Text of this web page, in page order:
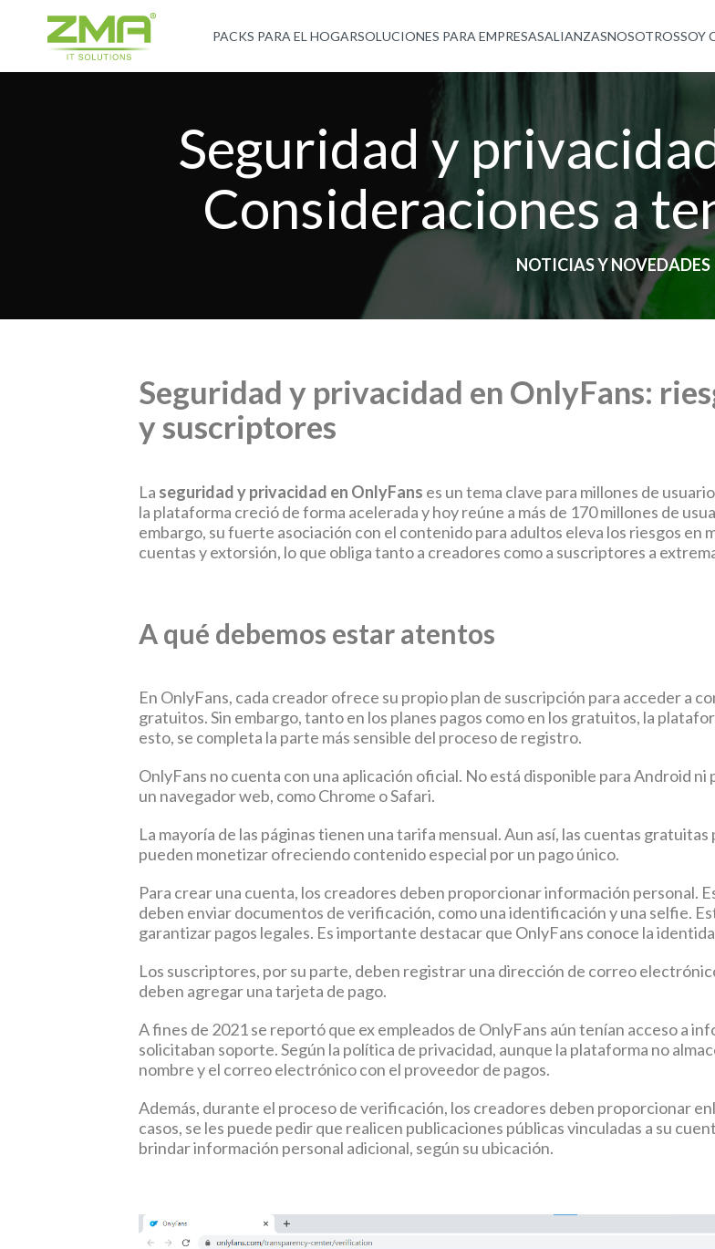
PACKS PARA EL HOGARSOLUCIONES PARA EMPRESASALIANZASNOSOTROSSOY
Seguridad y
Consideraciones a
NOTICIAS Y NOVEDADES
Seguridad y privacidad en OnlyFans:
y suscriptores
La seguridad y privacidad en OnlyFans es un tema clave para millones de
la plataforma creció de forma acelerada y hoy reúne a más de 170 millones de
embargo, su fuerte asociación con el contenido para adultos eleva los riesgos en
cuentas y extorsión, lo que obliga tanto a creadores como a suscriptores a
A qué debemos estar atentos
En OnlyFans, cada creador ofrece su propio plan de suscripción para acceder a
gratuitos. Sin embargo, tanto en los planes pagos como en los gratuitos, la
esto, se completa la parte más sensible del proceso de registro.
OnlyFans no cuenta con una aplicación oficial. No está disponible para Android ni
un navegador web, como Chrome o Safari.
La mayoría de las páginas tienen una tarifa mensual. Aun así, las cuentas
pueden monetizar ofreciendo contenido especial por un pago único.
Para crear una cuenta, los creadores deben proporcionar información personal.
deben enviar documentos de verificación, como una identificación y una selfie.
garantizar pagos legales. Es importante destacar que OnlyFans conoce la
Los suscriptores, por su parte, deben registrar una dirección de correo
deben agregar una tarjeta de pago.
A fines de 2021 se reportó que ex empleados de OnlyFans aún tenían acceso a
solicitaban soporte. Según la política de privacidad, aunque la plataforma no
nombre y el correo electrónico con el proveedor de pagos.
Además, durante el proceso de verificación, los creadores deben proporcionar
casos, se les puede pedir que realicen publicaciones públicas vinculadas a su
brindar información personal adicional, según su ubicación.